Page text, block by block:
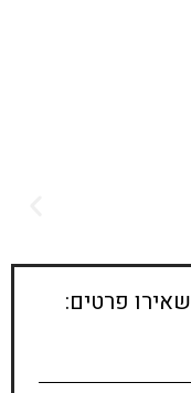
פרטים: